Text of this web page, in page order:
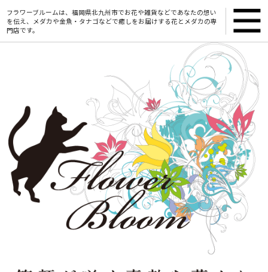
フラワーブルームは、福岡県北九州市でお花や雑貨などであなたの想い
を伝え、メダカや金魚・タナゴなどで癒しをお届けする花とメダカの専
門店です。